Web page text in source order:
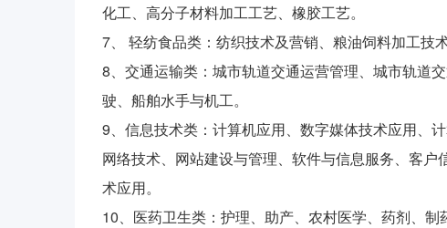
化工、高分子材料加工工艺、橡胶工艺。
7、 轻纺食品类：纺织技术及营销、粮油饲料加工技
8、交通运输类：城市轨道交通运营管理、城市轨道
驶、船舶水手与机工。
9、信息技术类：计算机应用、数字媒体技术应用、
网络技术、网站建设与管理、软件与信息服务、客
术应用。
10、医药卫生类：护理、助产、农村医学、药剂、制